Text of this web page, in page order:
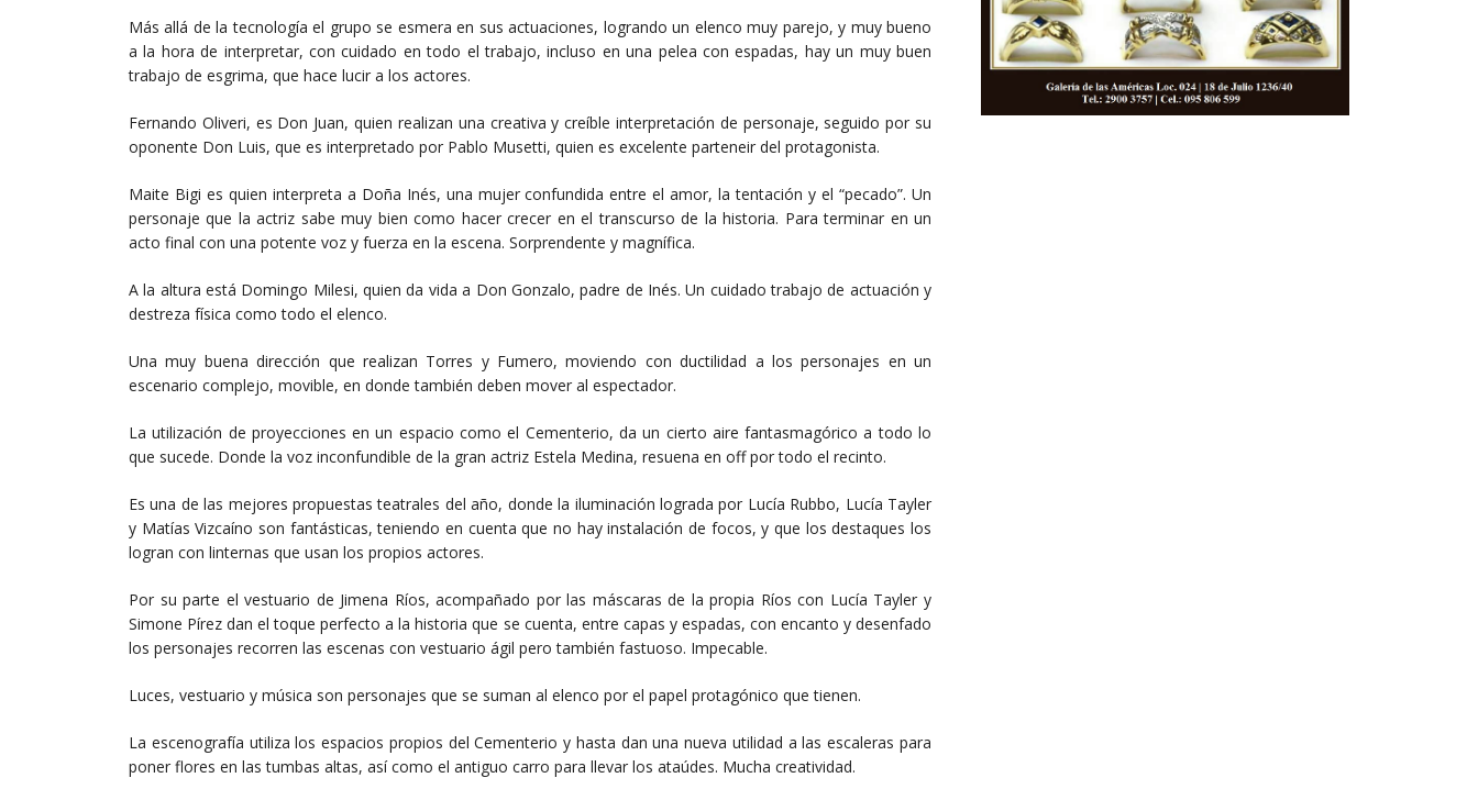
Más allá de la tecnología el grupo se esmera en sus actuaciones, logrando un elenco muy parejo, y muy bueno
a la hora de interpretar, con cuidado en todo el trabajo, incluso en una pelea con espadas, hay un muy buen
trabajo de esgrima, que hace lucir a los actores.
Fernando Oliveri, es Don Juan, quien realizan una creativa y creíble interpretación de personaje, seguido por su
oponente Don Luis, que es interpretado por Pablo Musetti, quien es excelente parteneir del protagonista.
Maite Bigi es quien interpreta a Doña Inés, una mujer confundida entre el amor, la tentación y el “pecado”. Un
personaje que la actriz sabe muy bien como hacer crecer en el transcurso de la historia. Para terminar en un
acto final con una potente voz y fuerza en la escena. Sorprendente y magnífica.
A la altura está Domingo Milesi, quien da vida a Don Gonzalo, padre de Inés. Un cuidado trabajo de actuación y
destreza física como todo el elenco.
Una muy buena dirección que realizan Torres y Fumero, moviendo con ductilidad a los personajes en un
escenario complejo, movible, en donde también deben mover al espectador.
La utilización de proyecciones en un espacio como el Cementerio, da un cierto aire fantasmagórico a todo lo
que sucede. Donde la voz inconfundible de la gran actriz Estela Medina, resuena en off por todo el recinto.
Es una de las mejores propuestas teatrales del año, donde la iluminación lograda por Lucía Rubbo, Lucía Tayler
y Matías Vizcaíno son fantásticas, teniendo en cuenta que no hay instalación de focos, y que los destaques los
logran con linternas que usan los propios actores.
Por su parte el vestuario de Jimena Ríos, acompañado por las máscaras de la propia Ríos con Lucía Tayler y
Simone Pírez dan el toque perfecto a la historia que se cuenta, entre capas y espadas, con encanto y desenfado
los personajes recorren las escenas con vestuario ágil pero también fastuoso. Impecable.
Luces, vestuario y música son personajes que se suman al elenco por el papel protagónico que tienen.
La escenografía utiliza los espacios propios del Cementerio y hasta dan una nueva utilidad a las escaleras para
poner flores en las tumbas altas, así como el antiguo carro para llevar los ataúdes. Mucha creatividad.